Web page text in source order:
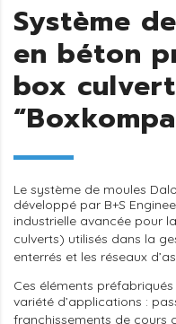
Système
en béton
box
Le système de moules
développé par B+S
industrielle avancée pour
culverts) utilisés dans la
enterrés et les réseaux
Ces éléments
variété d’applications :
franchissements de cours